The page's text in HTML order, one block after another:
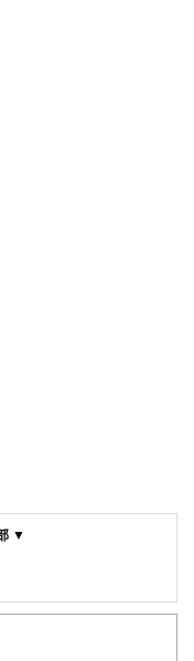
▼
済に関する記事を、日々
かりやすく発信していま